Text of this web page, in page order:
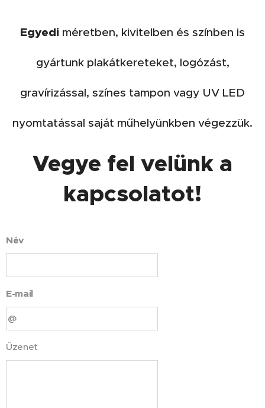
Egyedi méretben, kivitelben és színben is
gyártunk plakátkereteket, logózást,
gravírizással, színes tampon vagy UV LED
nyomtatással saját műhelyünkben végezzük.
Vegye fel velünk a
kapcsolatot!
Név
E-mail
Üzenet